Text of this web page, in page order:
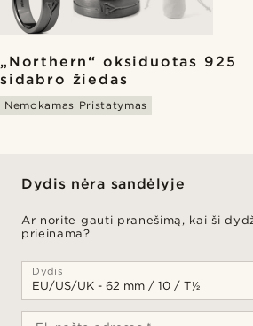
„Northern“ oksiduotas 925
sidabro žiedas
Nemokamas Pristatymas
Dydis nėra sandėlyje
Ar norite gauti pranešimą, kai ši
prieinama?
Dydis